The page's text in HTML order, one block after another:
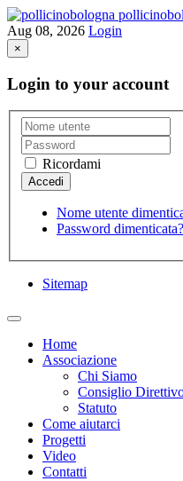
Aug 08, 2026 Login
×
Login to your account
Ricordami
Nome utente
Password dimenticata?
Sitemap
Home
Associazione
Chi Siamo
Consiglio
Statuto
Come aiutarci
Progetti
Video
Contatti